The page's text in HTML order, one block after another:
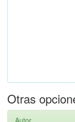
Otras
Autor